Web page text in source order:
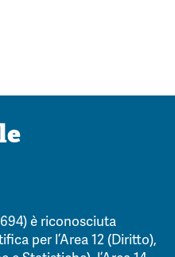
è riconosciuta
per l’Area 12 (Diritto),